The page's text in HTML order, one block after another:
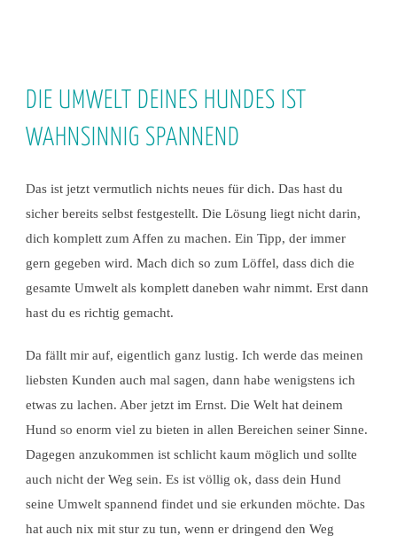
DIE UMWELT DEINES HUNDES IST
WAHNSINNIG SPANNEND
Das ist jetzt vermutlich nichts neues für dich. Das hast du
sicher bereits selbst festgestellt. Die Lösung liegt nicht darin,
dich komplett zum Affen zu machen. Ein Tipp, der immer
gern gegeben wird. Mach dich so zum Löffel, dass dich die
gesamte Umwelt als komplett daneben wahr nimmt. Erst dann
hast du es richtig gemacht.
Da fällt mir auf, eigentlich ganz lustig. Ich werde das meinen
liebsten Kunden auch mal sagen, dann habe wenigstens ich
etwas zu lachen. Aber jetzt im Ernst. Die Welt hat deinem
Hund so enorm viel zu bieten in allen Bereichen seiner Sinne.
Dagegen anzukommen ist schlicht kaum möglich und sollte
auch nicht der Weg sein. Es ist völlig ok, dass dein Hund
seine Umwelt spannend findet und sie erkunden möchte. Das
hat auch nix mit stur zu tun, wenn er dringend den Weg